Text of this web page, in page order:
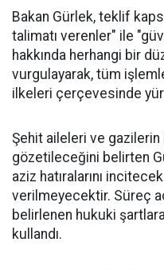
Bakan Gürlek, teklif
talimatı verenler" ile
hakkında herhangi bir
vurgulayarak, tüm
ilkeleri çerçevesinde
Şehit aileleri ve
gözetileceğini belirten
aziz hatıralarını
verilmeyecektir. Süreç
belirlenen hukuki
kullandı.